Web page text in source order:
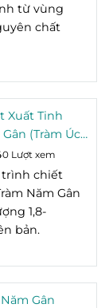
từ vùng
chất
Xuất Tinh
(Tràm Úc)
Tự Nhiên
Lượt xem
trình chiết
Năm Gân
1,8-
bản.
Gân